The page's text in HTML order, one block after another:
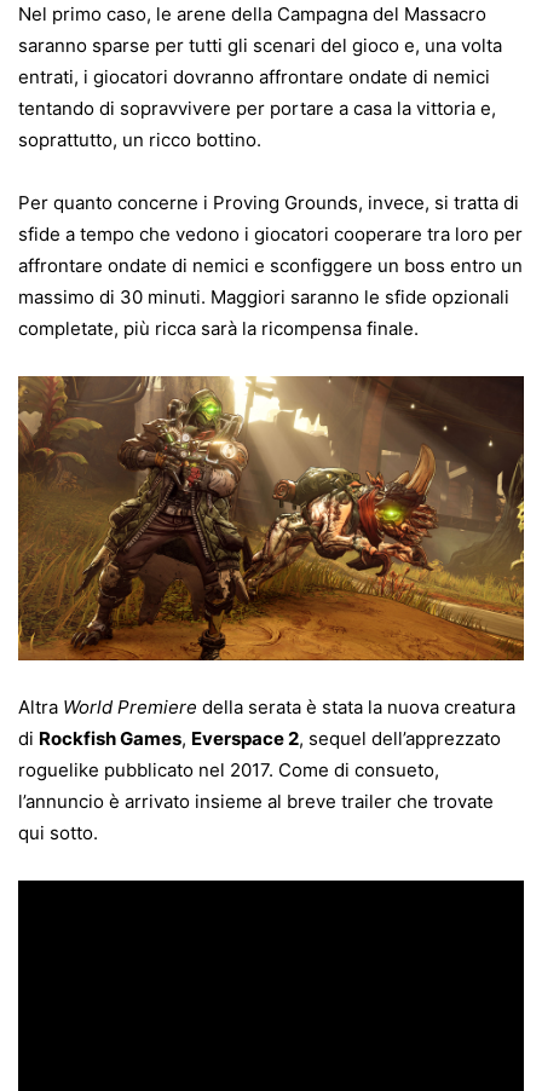
Nel primo caso, le arene della Campagna del Massacro
saranno sparse per tutti gli scenari del gioco e, una volta
entrati, i giocatori dovranno affrontare ondate di nemici
tentando di sopravvivere per portare a casa la vittoria e,
soprattutto, un ricco bottino.
Per quanto concerne i Proving Grounds, invece, si tratta di
sfide a tempo che vedono i giocatori cooperare tra loro per
affrontare ondate di nemici e sconfiggere un boss entro un
massimo di 30 minuti. Maggiori saranno le sfide opzionali
completate, più ricca sarà la ricompensa finale.
Altra World Premiere della serata è stata la nuova creatura
di Rockfish Games, Everspace 2, sequel dell’apprezzato
roguelike pubblicato nel 2017. Come di consueto,
l’annuncio è arrivato insieme al breve trailer che trovate
qui sotto.